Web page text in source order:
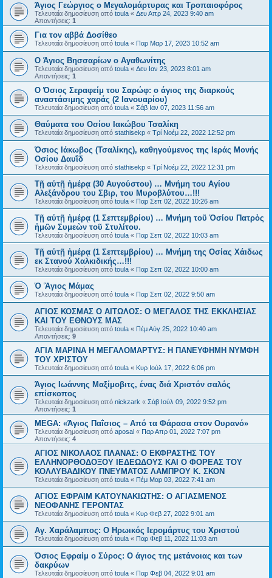
Άγιος Γεώργιος ο Μεγαλομάρτυρας και Τροπαιοφόρος
Τελευταία δημοσίευση από toula « Δευ Απρ 24, 2023 9:40 am
Απαντήσεις: 1
Για τον αββά Δοσίθεο
Τελευταία δημοσίευση από toula « Παρ Μαρ 17, 2023 10:52 am
Ο Άγιος Βησσαρίων ο Αγαθωνίτης
Τελευταία δημοσίευση από toula « Δευ Ιαν 23, 2023 8:01 am
Απαντήσεις: 1
Ο Όσιος Σεραφείμ του Σαρώφ: ο άγιος της διαρκούς
αναστάσιμης χαράς (2 Ιανουαρίου)
Τελευταία δημοσίευση από toula « Σάβ Ιαν 07, 2023 11:56 am
Θαύματα του Οσίου Ιακώβου Τσαλίκη
Τελευταία δημοσίευση από stathisekp « Τρί Νοέμ 22, 2022 12:52 pm
Όσιος Ιάκωβος (Τσαλίκης), καθηγούμενος της Ιεράς Μονής
Οσίου Δαυΐδ
Τελευταία δημοσίευση από stathisekp « Τρί Νοέμ 22, 2022 12:31 pm
Τῇ αὐτῇ ἡμέρᾳ (30 Αυγούστου) … Μνήμη του Αγίου
Αλεξάνδρου του Σβιρ, του Μυροβλύτου…!!!
Τελευταία δημοσίευση από toula « Παρ Σεπ 02, 2022 10:26 am
Τῇ αὐτῇ ἡμέρᾳ (1 Σεπτεμβρίου) … Μνήμη τοῦ Ὁσίου Πατρὸς
ἡμῶν Συμεὼν τοῦ Στυλίτου.
Τελευταία δημοσίευση από toula « Παρ Σεπ 02, 2022 10:03 am
Τῇ αὐτῇ ἡμέρᾳ (1 Σεπτεμβρίου) … Μνήμη της Οσίας Χάιδως
εκ Στανού Χαλκιδικής…!!!
Τελευταία δημοσίευση από toula « Παρ Σεπ 02, 2022 10:00 am
Ὁ Ἅγιος Μάμας
Τελευταία δημοσίευση από toula « Παρ Σεπ 02, 2022 9:50 am
ΑΓΙΟΣ ΚΟΣΜΑΣ Ο ΑΙΤΩΛΟΣ: Ο ΜΕΓΑΛΟΣ ΤΗΣ ΕΚΚΛΗΣΙΑΣ
ΚΑΙ ΤΟΥ ΕΘΝΟΥΣ ΜΑΣ
Τελευταία δημοσίευση από toula « Πέμ Αύγ 25, 2022 10:40 am
Απαντήσεις: 9
ΑΓΙΑ ΜΑΡΙΝΑ Η ΜΕΓΑΛΟΜΑΡΤΥΣ: Η ΠΑΝΕΥΦΗΜΗ ΝΥΜΦΗ
ΤΟΥ ΧΡΙΣΤΟΥ
Τελευταία δημοσίευση από toula « Κυρ Ιούλ 17, 2022 6:06 pm
Άγιος Ιωάννης Μαξίμοβιτς, ένας διά Χριστόν σαλός
επίσκοπος
Τελευταία δημοσίευση από nickzark « Σάβ Ιούλ 09, 2022 9:52 pm
Απαντήσεις: 1
MEGA: «Άγιος Παΐσιος – Από τα Φάρασα στον Ουρανό»
Τελευταία δημοσίευση από aposal « Παρ Απρ 01, 2022 7:07 pm
Απαντήσεις: 4
ΑΓΙΟΣ ΝΙΚΟΛΑΟΣ ΠΛΑΝΑΣ: Ο ΕΚΦΡΑΣΤΗΣ ΤΟΥ
ΕΛΛΗΝΟΡΘΟΔΟΞΟΥ ΙΕΔΕΩΔΟΥΣ ΚΑΙ Ο ΦΟΡΕΑΣ ΤΟΥ
ΚΟΛΛΥΒΑΔΙΚΟΥ ΠΝΕΥΜΑΤΟΣ ΛΑΜΠΡΟΥ Κ. ΣΚΟΝ
Τελευταία δημοσίευση από toula « Πέμ Μαρ 03, 2022 7:41 am
ΑΓΙΟΣ ΕΦΡΑΙΜ ΚΑΤΟΥΝΑΚΙΩΤΗΣ: Ο ΑΓΙΑΣΜΕΝΟΣ
ΝΕΟΦΑΝΗΣ ΓΕΡΟΝΤΑΣ
Τελευταία δημοσίευση από toula « Κυρ Φεβ 27, 2022 9:01 am
Αγ. Χαράλαμπος: Ο Ηρωικός Ιερομάρτυς του Χριστού
Τελευταία δημοσίευση από toula « Παρ Φεβ 11, 2022 11:03 am
Όσιος Εφραίμ ο Σύρος: Ο άγιος της μετάνοιας και των
δακρύων
Τελευταία δημοσίευση από toula « Παρ Φεβ 04, 2022 9:01 am